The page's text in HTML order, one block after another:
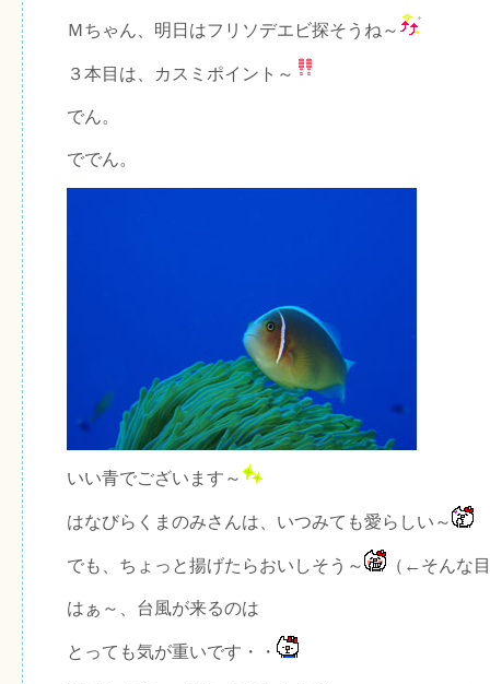
Ｍちゃん、明日はフリソデエビ探そうね～
３本目は、カスミポイント～
でん。
ででん。
いい青でございます～
はなびらくまのみさんは、いつみても愛らしい～
でも、ちょっと揚げたらおいしそう～ （←そんな
はぁ～、台風が来るのは
とっても気が重いです・・